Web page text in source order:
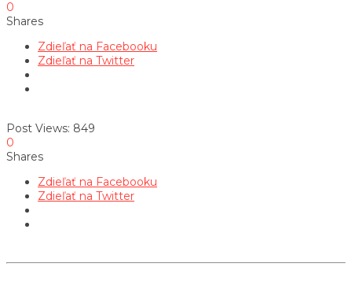
0
Shares
Zdieľať na Facebooku
Zdieľať na Twitter
Post Views: 849
0
Shares
Zdieľať na Facebooku
Zdieľať na Twitter